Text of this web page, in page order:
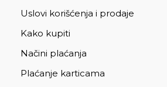
Uslovi korišćenja i prodaje
Kako kupiti
Načini plaćanja
Plaćanje karticama